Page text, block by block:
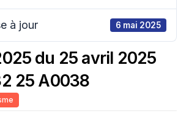
à jour 6 mai 2025
du 25 avril 2025
25 A0038